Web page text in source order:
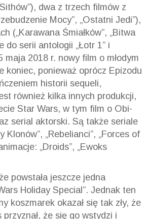
Sithów”), dwa z trzech filmów z
Mocy”, „Ostatni Jedi”),
(„Karawana Śmiałków”, „Bitwa
do serii antologii „Łotr 1” i
maja 2018 r. nowy film o młodym
koniec, ponieważ oprócz Epizodu
historii sequeli,
również kilka innych produkcji,
Star Wars, w tym film o Obi-
serial aktorski. Są także seriale
Klonów”, „Rebelianci”, „Forcesof
„Droids”, „Ewoks
powstała jeszcze jedna
Holiday Special”. Jednak ten
koszmarek okazał się tak zły, że
że się go wstydzi i